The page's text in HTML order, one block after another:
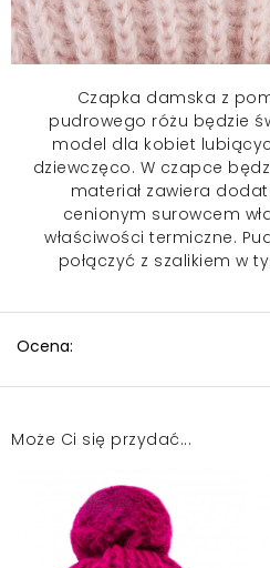
Czapka damska z
pudrowego różu będzie
model dla kobiet
dziewczęco. W czapce
materiał zawiera
cenionym surowcem
właściwości termiczne.
połączyć z szalikiem w
Ocena:
Może Ci się przydać...